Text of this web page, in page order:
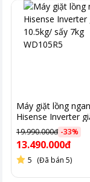
Nhìn chung,máy
tưởng cho gia đình
tham khảo vàmua
thăm siêu thị điện
Máy giặt lồng
Hisense Inverter
10.5kg/ sấy 7kg
19.990.000đ -33%
13.490.000đ
5 (Đã bán 5)